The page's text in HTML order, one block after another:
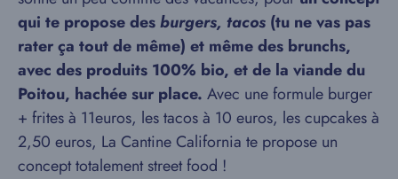
qui te propose desburgers, tacos (tu ne vas pas
rater ça tout de même) et même des brunchs,
avec des produits 100% bio, et de la viande du
Poitou, hachée sur place. Avec une formule burger
+ frites à 11euros, les tacos à 10 euros, les cupcakes à
2,50 euros, La Cantine California te propose un
concept totalement street food !